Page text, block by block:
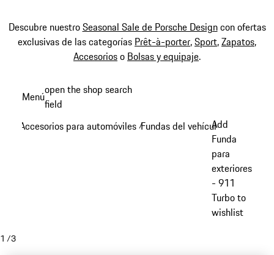
Descubre nuestroSeasonal Sale de Porsche Designcon ofertas
exclusivas de las categorías Prêt-à-porter,Sport,Zapatos,
Accesorioso Bolsas y equipaje.
principal
Menúopen the shop search
field
Accesorios para automóviles /Fundas del vehículo/
Add
Funda
para
exteriores
- 911
Turbo to
wishlist
1 /3